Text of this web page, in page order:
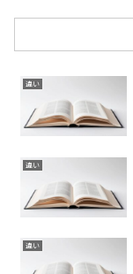
違い
違い
違い